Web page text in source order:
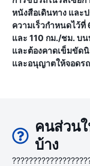
หนังสือเดินทาง และ
ความเร็วกำหนดไว้
และ 110 กม./ชม. บ
และต้องคาดเข็มขัด
และอนุญาตให้จอดร
คนส่วน
บ้าง